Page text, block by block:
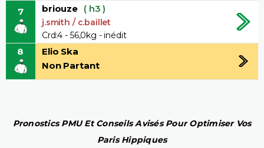
7 briouze ( h3 )
j.smith / c.baillet
Crd:4 - 56,0kg - inédit
8
Elio Ska
Non Partant
Pronostics PMU Et Conseils Avisés Pour Optimiser Vos
Paris Hippiques